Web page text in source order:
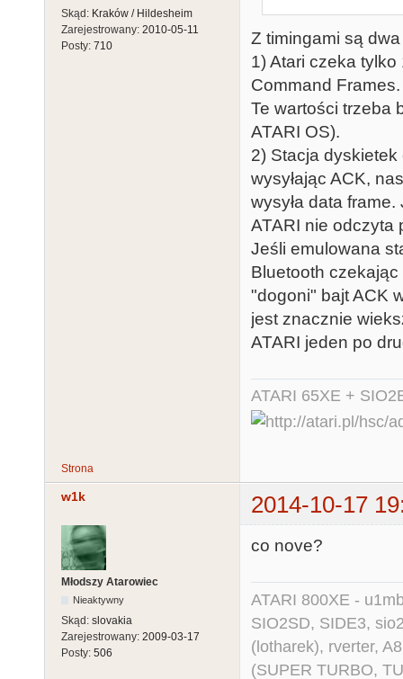
Skąd: Kraków / Hildesheim
Zarejestrowany: 2010-05-11
Posty: 710
Z timingami są
1) Atari czeka
Command Frames.
Te wartości trzeba
ATARI OS).
2) Stacja
wysyłając ACK,
wysyła data
ATARI nie odczyta
Jeśli emulowana
Bluetooth
"dogoni" bajt ACK
jest znacznie
ATARI jeden po
ATARI 65XE +
Strona
w1k 2014-10-17
Młodszy Atarowiec
Nieaktywny
Skąd: slovakia
Zarejestrowany: 2009-03-17
Posty: 506
co nove?
ATARI 800XE -
SIO2SD, SIDE3,
(lotharek), rverter,
(SUPER TURBO,